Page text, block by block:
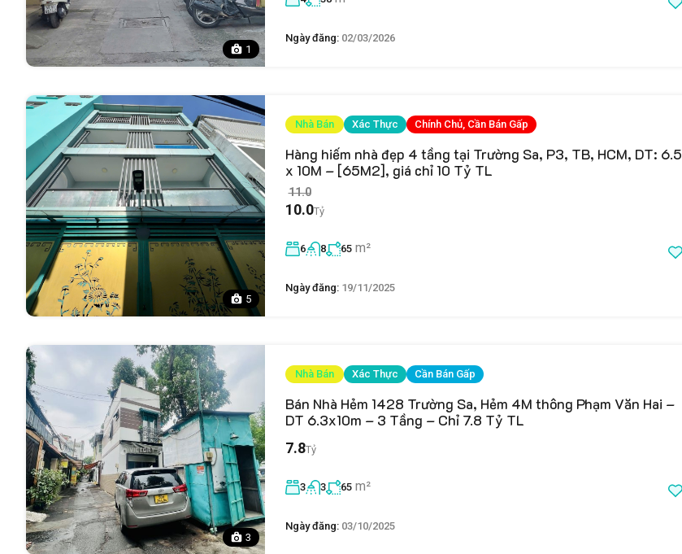
1
Ngày đăng: 02/03/2026
5
Nhà Bán Xác Thực Chính Chủ, Cần Bán Gấp
Hàng hiếm nhà đẹp 4 tầng tại Trường Sa, P3, TB, HCM, DT: 6.5
x 10M – [65M2], giá chỉ 10 Tỷ TL
10.0
11.0
Tỷ
6 8 65 m²
Ngày đăng: 19/11/2025
3
Nhà Bán Xác Thực Cần Bán Gấp
Bán Nhà Hẻm 1428 Trường Sa, Hẻm 4M thông Phạm Văn Hai –
DT 6.3x10m – 3 Tầng – Chỉ 7.8 Tỷ TL
7.8Tỷ
3 3 65 m²
Ngày đăng: 03/10/2025